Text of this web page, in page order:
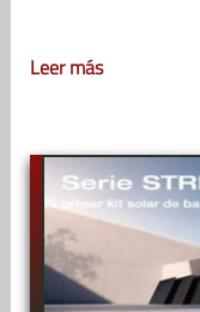
Leer más